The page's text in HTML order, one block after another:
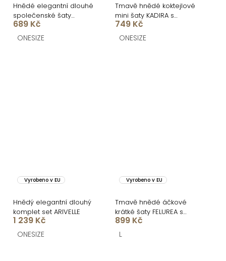
Hnědé elegantní dlouhé
společenské šaty
FUREVO
689 Kč
ONESIZE
Tmavě hnědé koktejlové
mini šaty KADIRA s
průstřihy
749 Kč
ONESIZE
Vyrobeno v EU
Hnědý elegantní dlouhý
komplet set ARIVELLE
1 239 Kč
ONESIZE
Vyrobeno v EU
Tmavě hnědé áčkové
krátké šaty FELUREA s
páskem
899 Kč
L